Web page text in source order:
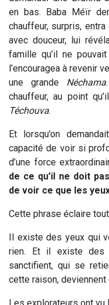
en bas. Baba Méïr
chauffeur, surpris,
avec douceur, lui
famille qu’il ne
l’encouragea à revenir
une grande Néchama
chauffeur, au point
Téchouva.
Et lorsqu’on
capacité de voir si
d’une force
de ce qu’il ne doit
de voir ce que les
Cette phrase éclaire
Il existe des yeux qui
rien. Et il existe des
sanctifient, qui se
cette raison,
Les explorateurs ont